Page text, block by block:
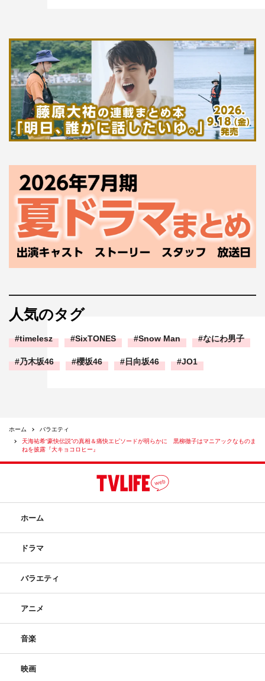
人気のタグ
timelesz SixTONES Snow Man なにわ男子
乃木坂46 櫻坂46 日向坂46 JO1
ホーム
バラエティ
天海祐希“豪快伝説”の真相＆痛快エピソードが明らかに 黒柳徹子はマニアックなものま
ねを披露『大キョコロヒー』
ホーム
ドラマ
バラエティ
アニメ
音楽
映画